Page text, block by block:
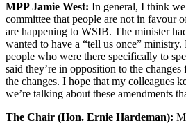
MPP Jamie West: In general, I think
committee that people are not in favour
are happening to WSIB. The minister
wanted to have a “tell us once”
people who were there specifically to
said they’re in opposition to the
the changes. I hope that my colleagues
we’re talking about these amendments
The Chair (Hon. Ernie Hardeman):